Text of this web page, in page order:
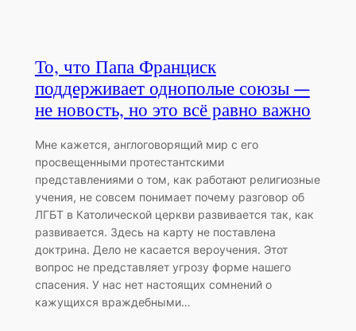
То, что Папа Франциск
поддерживает однополые союзы —
не новость, но это всё равно важно
Мне кажется, англоговорящий мир с его
просвещенными протестантскими
представлениями о том, как работают религиозные
учения, не совсем понимает почему разговор об
ЛГБТ в Католической церкви развивается так, как
развивается. Здесь на карту не поставлена
доктрина. Дело не касается вероучения. Этот
вопрос не представляет угрозу форме нашего
спасения. У нас нет настоящих сомнений о
кажущихся враждебными…